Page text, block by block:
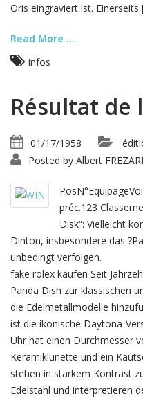
Oris eingraviert ist. Einerseits
Read More ...
infos
Résultat de
01/17/1958
Posted by Albert
préc.123
Disk“: Vielleicht
Dinton, insbesondere das
unbedingt verfolgen.
fake rolex kaufen Seit
Panda Dish zur klassischen
die Edelmetallmodelle
ist die ikonische Daytona-
Uhr hat einen Durchmesser
Keramiklünette und ein
stehen in starkem Kontrast
Edelstahl und interpretieren